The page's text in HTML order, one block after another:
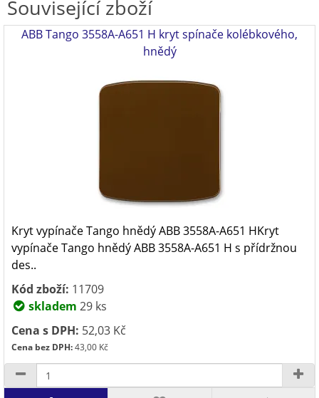
Související zboží
ABB Tango 3558A-A651 H kryt spínače kolébkového,
hnědý
Kryt vypínače Tango hnědý ABB 3558A-A651 HKryt
vypínače Tango hnědý ABB 3558A-A651 H s přídržnou
des..
Kód zboží: 11709
skladem 29 ks
Cena s DPH: 52,03 Kč
Cena bez DPH:43,00 Kč